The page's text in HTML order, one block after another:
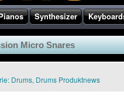
Synthesizer
Micro Snares
Drums, Drums Produktnews